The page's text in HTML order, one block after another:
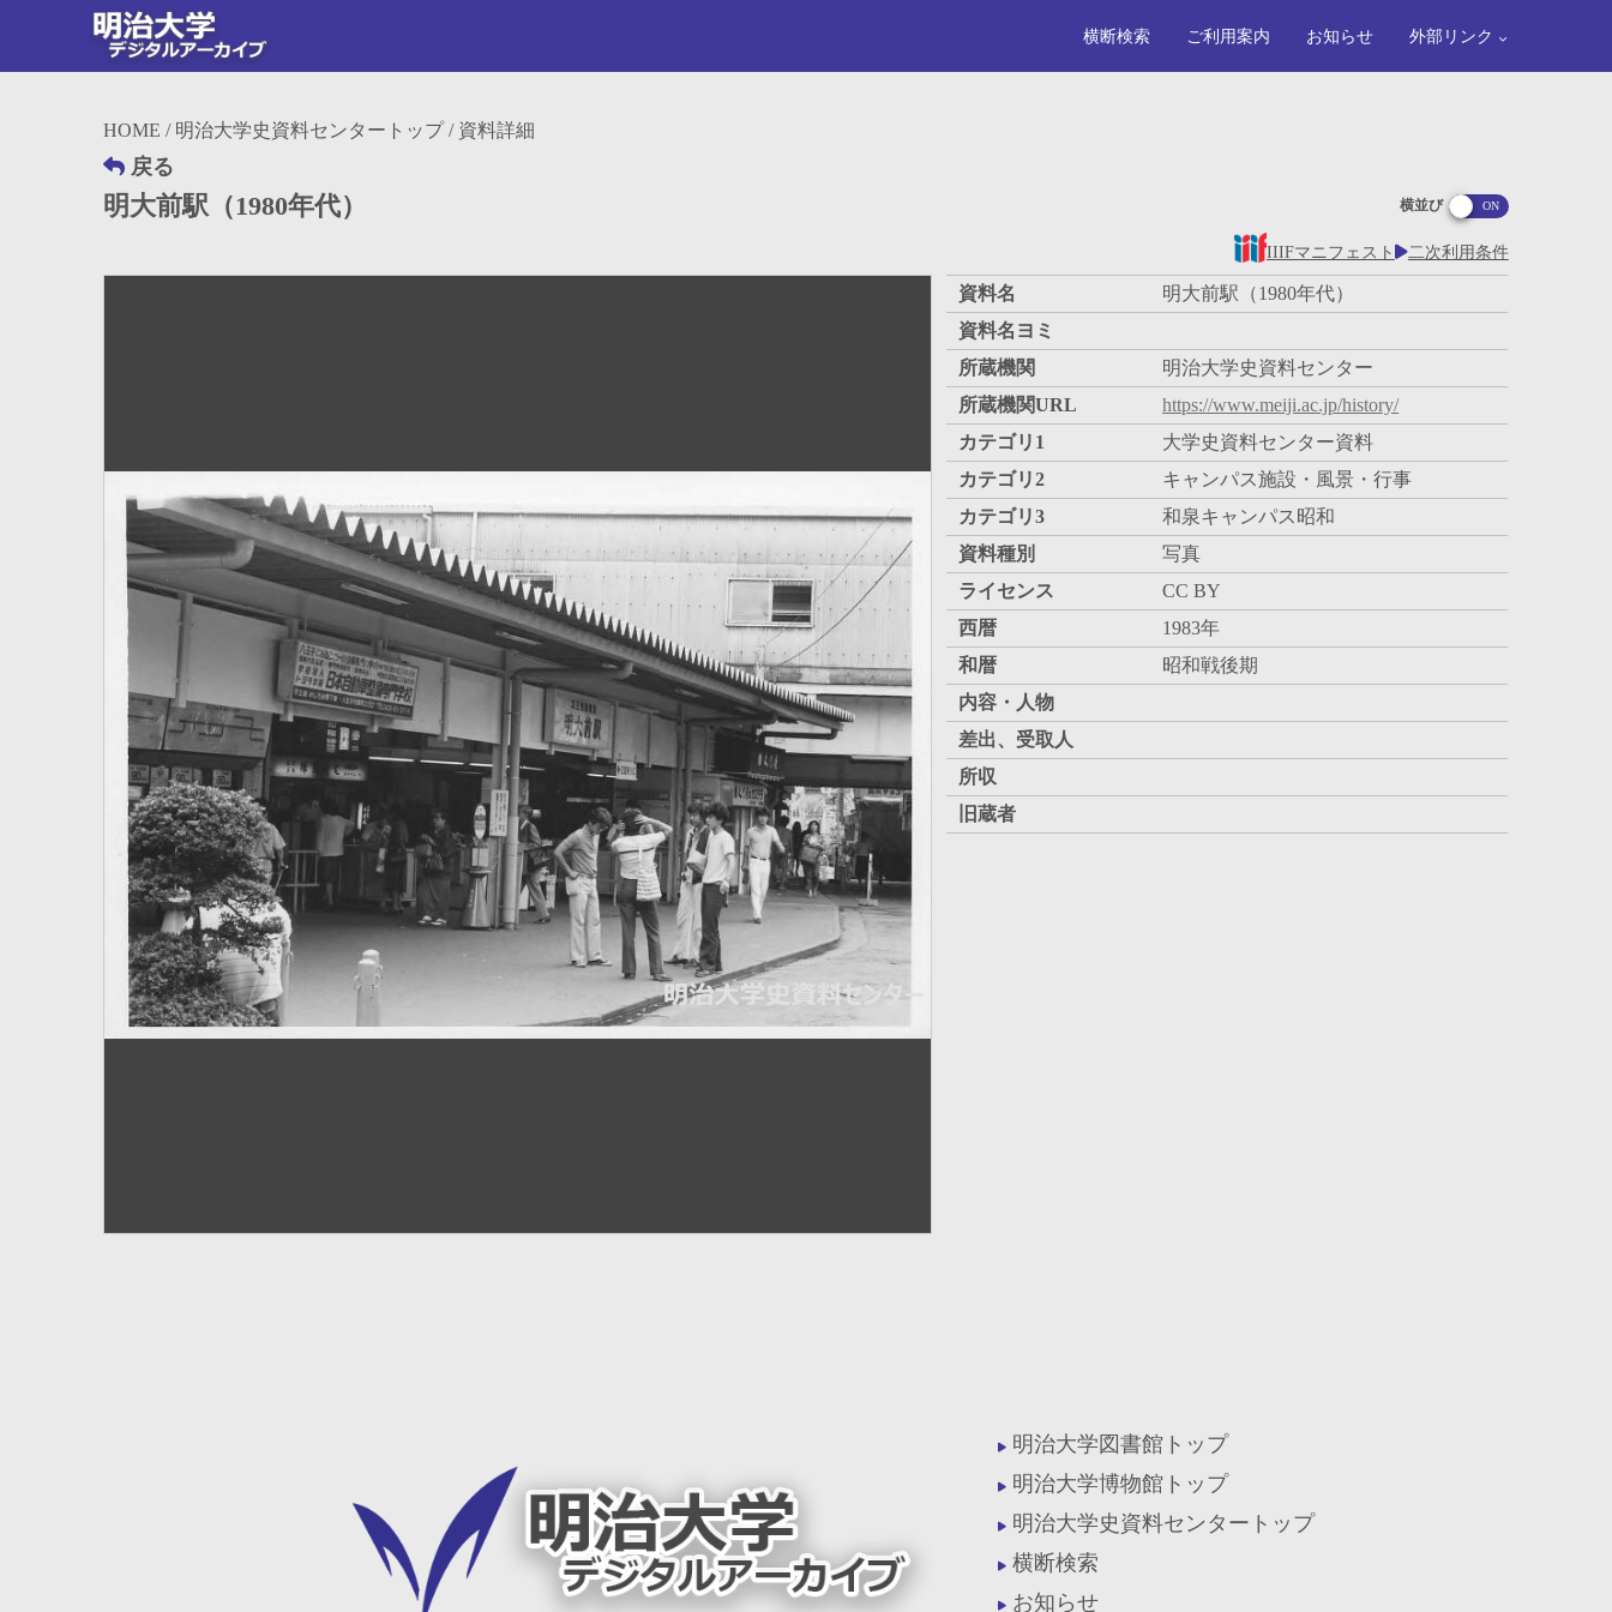
横断検索 ご利用案内 お知らせ 外部リンク
HOME / 明治大学史資料センタートップ/ 資料詳細
戻る
明大前駅（1980年代） 横並び
IIIFマニフェスト 二次利用条件
資料名
明大前駅（1980年代）
資料名ヨミ
所蔵機関
明治大学史資料センター
所蔵機関URL
https://www.meiji.ac.jp/history/
カテゴリ1
大学史資料センター資料
カテゴリ2
キャンパス施設・風景・行事
カテゴリ3
和泉キャンパス昭和
資料種別
写真
ライセンス
CC BY
西暦
1983年
和暦
昭和戦後期
内容・人物
差出、受取人
所収
旧蔵者
明治大学図書館トップ
明治大学博物館トップ
明治大学史資料センタートップ
横断検索
お知らせ